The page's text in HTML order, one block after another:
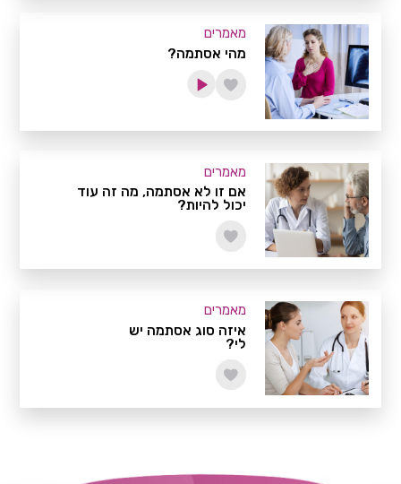
מאמרים
מהי אסתמה?
מאמרים
אם זו לא אסתמה, מה זה עוד
יכול להיות?
מאמרים
איזה סוג אסתמה יש
לי?